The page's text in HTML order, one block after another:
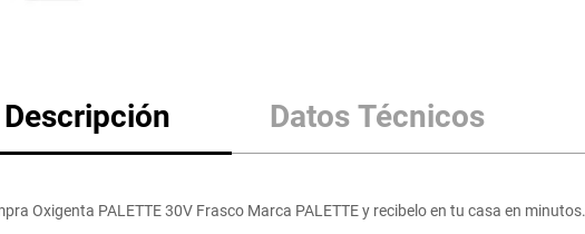
Descripción Datos Técnicos
Oxigenta PALETTE 30V Frasco Marca PALETTE y recibelo en tu casa en minutos.